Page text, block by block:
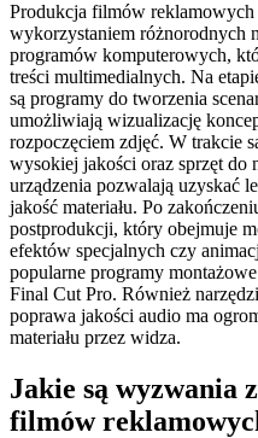
Produkcja filmów
wykorzystaniem różnorodnych
programów komputerowych,
treści multimedialnych. Na
są programy do tworzenia
umożliwiają wizualizację
rozpoczęciem zdjęć. W trakcie
wysokiej jakości oraz sprzęt do
urządzenia pozwalają uzyskać
jakość materiału. Po
postprodukcji, który obejmuje
efektów specjalnych czy
popularne programy
Final Cut Pro. Również
poprawa jakości audio ma
materiału przez widza.
Jakie są wyzwania
filmów